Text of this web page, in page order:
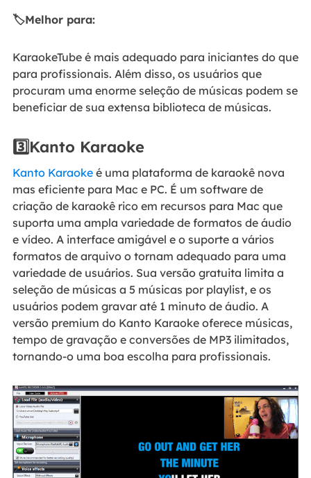
🏷️Melhor para:
KaraokeTube é mais adequado para iniciantes do que
para profissionais. Além disso, os usuários que
procuram uma enorme seleção de músicas podem se
beneficiar de sua extensa biblioteca de músicas.
3️⃣Kanto Karaoke
Kanto Karaokeé uma plataforma de karaokê nova
mas eficiente para Mac e PC. É um software de
criação de karaokê rico em recursos para Mac que
suporta uma ampla variedade de formatos de áudio
e vídeo. A interface amigável e o suporte a vários
formatos de arquivo o tornam adequado para uma
variedade de usuários. Sua versão gratuita limita a
seleção de músicas a 5 músicas por playlist, e os
usuários podem gravar até 1 minuto de áudio. A
versão premium do Kanto Karaoke oferece músicas,
tempo de gravação e conversões de MP3 ilimitados,
tornando-o uma boa escolha para profissionais.